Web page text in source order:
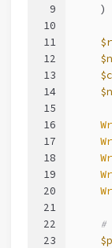
9
10
11
12
13
14
15
16
17
18
19
20
21
22
23
    )
#